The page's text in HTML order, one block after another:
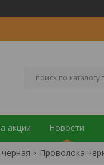
акции Новости
Проволока